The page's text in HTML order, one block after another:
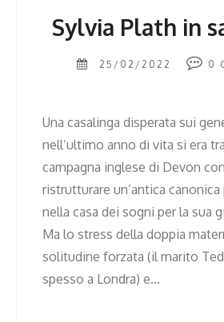
Sylvia Plath in
25/02/2022 0
Una casalinga disperata sui
nell’ultimo anno di vita si era
campagna inglese di Devon
ristrutturare un’antica
nella casa dei sogni per la sua
Ma lo stress della doppia
solitudine forzata (il marito
spesso a Londra) e…